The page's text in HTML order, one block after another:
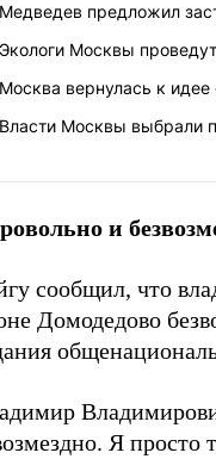
Медведев предложил
Экологи Москвы
Москва вернулась к
Власти Москвы выбрали
и
сообщил, что
Домодедово
Я просто